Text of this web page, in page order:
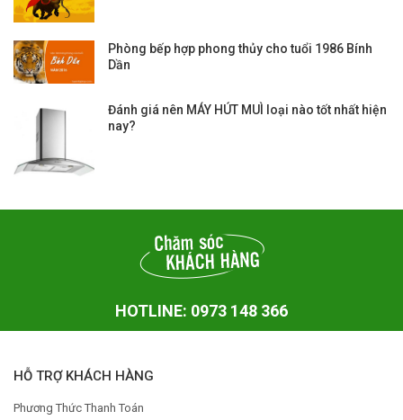
Phòng bếp hợp phong thủy cho tuổi 1986 Bính
Dần
Đánh giá nên MÁY HÚT MUÌ loại nào tốt nhất hiện
nay?
HOTLINE: 0973 148 366
HỖ TRỢ KHÁCH HÀNG
Phương Thức Thanh Toán